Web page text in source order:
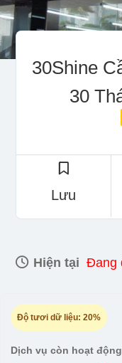
30Shine
30
Lưu
Hiện tại Đang
Độ tươi dữ liệu: 20%
Dịch vụ còn hoạt